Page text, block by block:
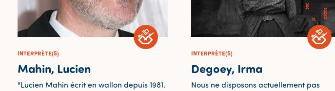
INTERPRÈTE(S)
Mahin, Lucien
"Lucien Mahin écrit en wallon depuis 1981.
INTERPRÈTE(S)
Degoey, Irma
Nous ne disposons actuellement pas